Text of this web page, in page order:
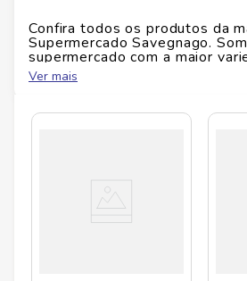
Confira todos os produtos da
Supermercado Savegnago.
supermercado com a maior
do Brasil!
de produtos SIAMAR, confira
Ver mais